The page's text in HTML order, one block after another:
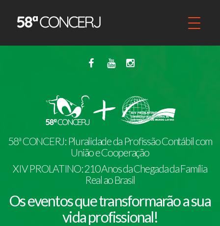
58ª CONCERJ: Pluralidade da Profissão Contábil com
União e Cooperação
XIV PROLATINO: 210 Anos da Chegada da Família
Real ao Brasil
Os eventos que transformarão a sua
vida profissional!